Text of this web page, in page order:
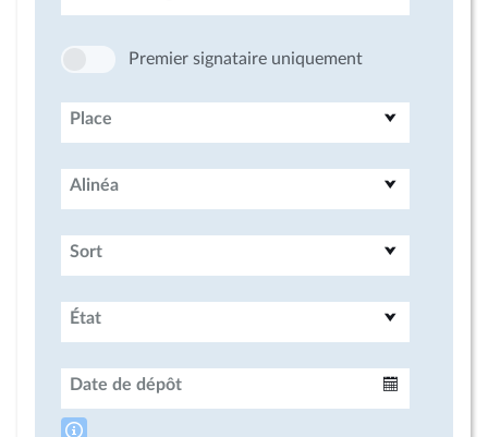
Premier signataire uniquement
Place
Alinéa
Sort
État
Date de dépôt